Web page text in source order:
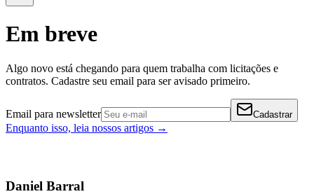
Em breve
Algo novo está chegando para quem trabalha com licitações e
contratos. Cadastre seu email para ser avisado primeiro.
Email para newsletter Cadastrar
Enquanto isso, leia nossos artigos →
Daniel Barral